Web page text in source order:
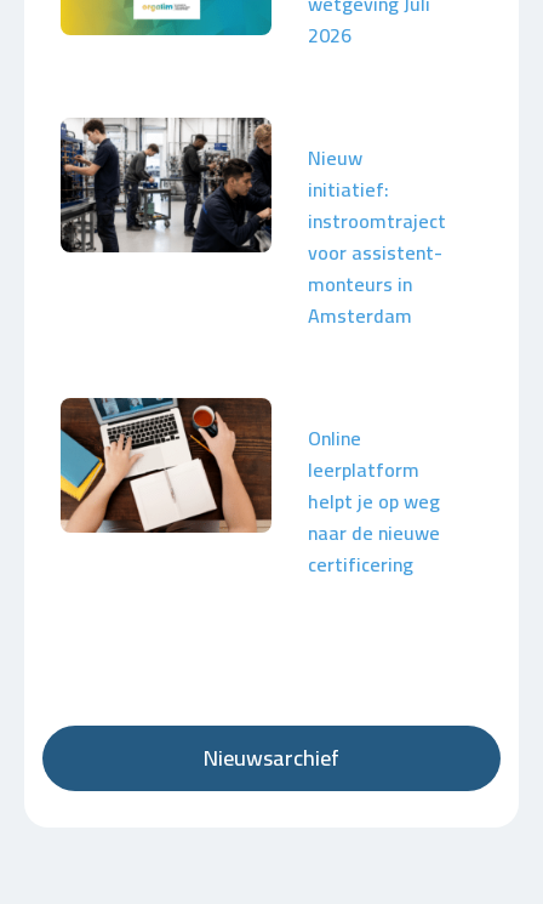
2026
Nieuw
initiatief:
instroomtraject
voor assistent-
monteurs in
Amsterdam
Online
leerplatform
helpt je op weg
naar de nieuwe
certificering
Nieuwsarchief